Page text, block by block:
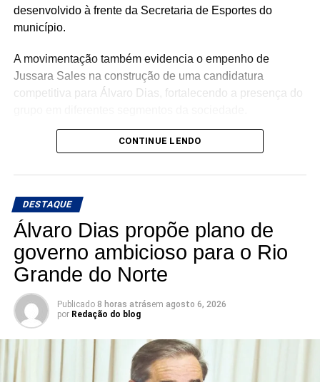
desenvolvido à frente da Secretaria de Esportes do
município.
A movimentação também evidencia o empenho de
Jussara Sales na construção de uma candidatura
competitiva para Álvaro Dias, fortalecendo a presença do
Com a chegada de Pablo, o PL Jovem ganha um
com a juventude e capacidade de mobilização para a
CONTINUE LENDO
DESTAQUE
Álvaro Dias propõe plano de
governo ambicioso para o Rio
Grande do Norte
Publicado 8 horas atrásem agosto 6, 2026
por Redação do blog